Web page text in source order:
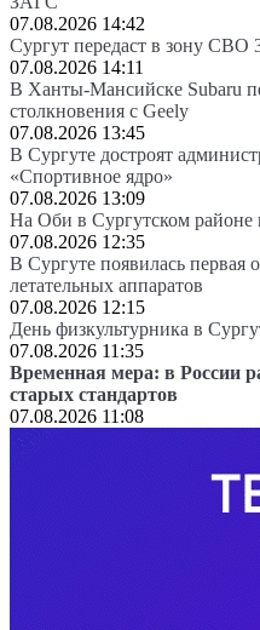
07.08.2026 14:42
Сургут передаст в зону СВО
07.08.2026 14:11
В Ханты-Мансийске Subaru
столкновения с Geely
07.08.2026 13:45
В Сургуте достроят
«Спортивное ядро»
07.08.2026 13:09
На Оби в Сургутском
07.08.2026 12:35
В Сургуте появилась первая
летательных аппаратов
07.08.2026 12:15
День физкультурника в
07.08.2026 11:35
Временная мера: в России
старых стандартов
07.08.2026 11:08